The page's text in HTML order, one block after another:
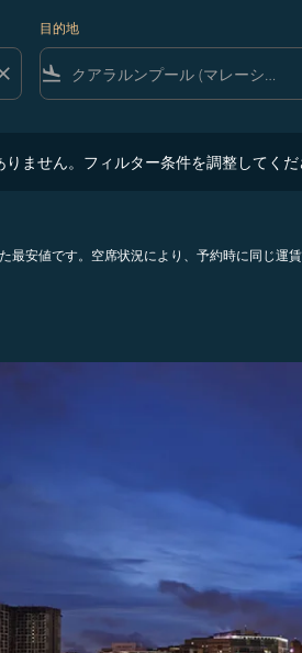
目的地
flight_land
ません。フィルター条件を調整してくだ
安値です。空席状況により、予約時に同じ